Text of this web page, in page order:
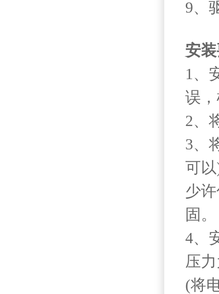
9、
安
1、
误
2、
3、
可
少
固。
4、
压
(将